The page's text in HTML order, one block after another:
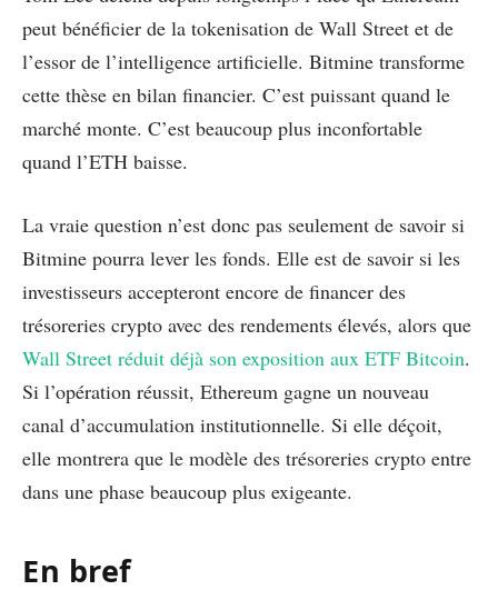
peut bénéficier de la tokenisation de Wall Street et de
l’essor de l’intelligence artificielle. Bitmine transforme
cette thèse en bilan financier. C’est puissant quand le
marché monte. C’est beaucoup plus inconfortable
quand l’ETH baisse.
La vraie question n’est donc pas seulement de savoir si
Bitmine pourra lever les fonds. Elle est de savoir si les
investisseurs accepteront encore de financer des
trésoreries crypto avec des rendements élevés, alors que
Wall Street réduit déjà son exposition aux ETF Bitcoin.
Si l’opération réussit, Ethereum gagne un nouveau
canal d’accumulation institutionnelle. Si elle déçoit,
elle montrera que le modèle des trésoreries crypto entre
dans une phase beaucoup plus exigeante.
En bref